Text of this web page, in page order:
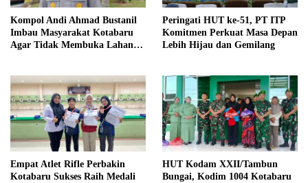
Kompol Andi Ahmad Bustanil
Imbau Masyarakat Kotabaru
Agar Tidak Membuka Lahan
Peringati HUT ke-51, PT ITP
Komitmen Perkuat Masa Depan
Lebih Hijau dan Gemilang
Empat Atlet Rifle Perbakin
Kotabaru Sukses Raih Medali
HUT Kodam XXII/Tambun
Bungai, Kodim 1004 Kotabaru